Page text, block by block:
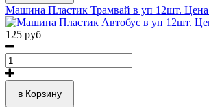
Машина Пластик Трамвай в уп 12шт. Цена
125 руб
в Корзину